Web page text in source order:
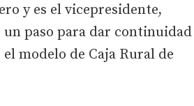
y es el vicepresidente,
un paso para dar continuidad
modelo de Caja Rural de